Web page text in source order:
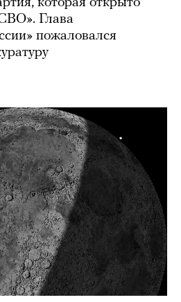
которая открыто
Глава
пожаловался